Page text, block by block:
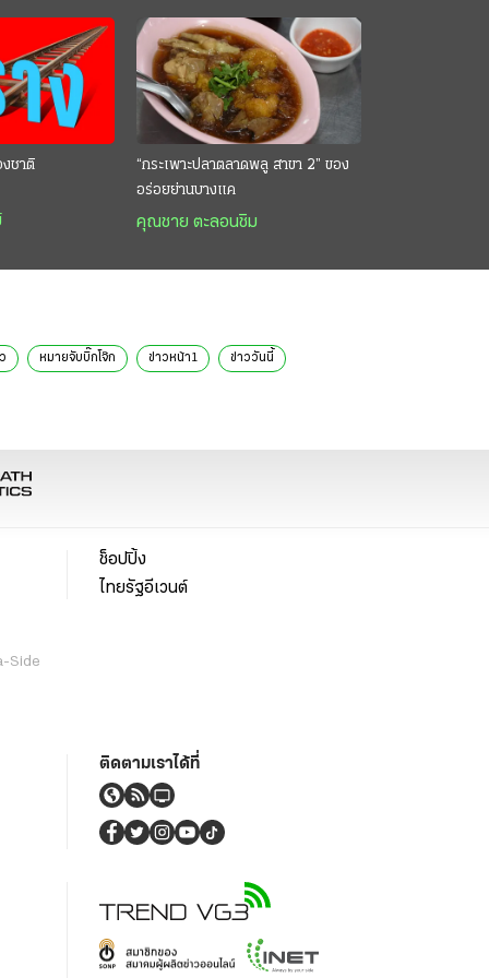
งชาติ
“กระเพาะปลาตลาดพลู สาขา 2” ของ
อร่อยย่านบางแค
คุณชาย ตะลอนชิม
หมายจับบิ๊กโจ๊ก ข่าวหน้า1 ข่าววันนี้
Side
ช็อปปิ้ง
ไทยรัฐอีเวนต์
ติดตามเราได้ที่